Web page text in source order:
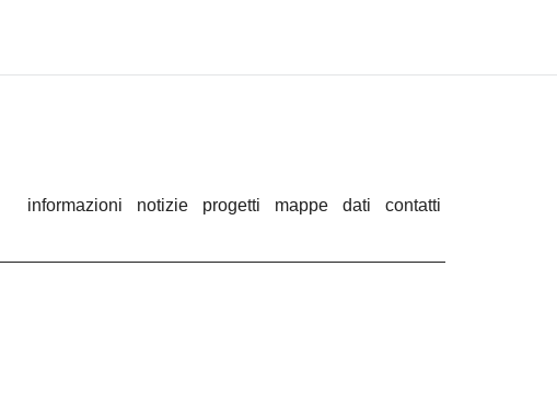
informazioni notizie progetti mappe dati contatti